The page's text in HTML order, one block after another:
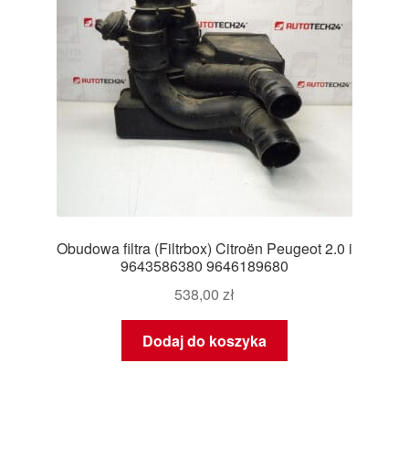
Obudowa filtra (Filtrbox) Citroën Peugeot 2.0 i
9643586380 9646189680
538,00 zł
Dodaj do koszyka